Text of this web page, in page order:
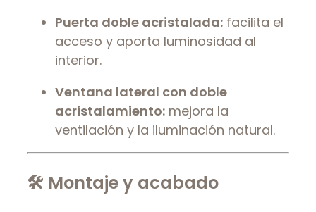
Puerta doble acristalada: facilita el
acceso y aporta luminosidad al
interior.
Ventana lateral con doble
acristalamiento: mejora la
ventilación y la iluminación natural.
🛠 Montaje y acabado